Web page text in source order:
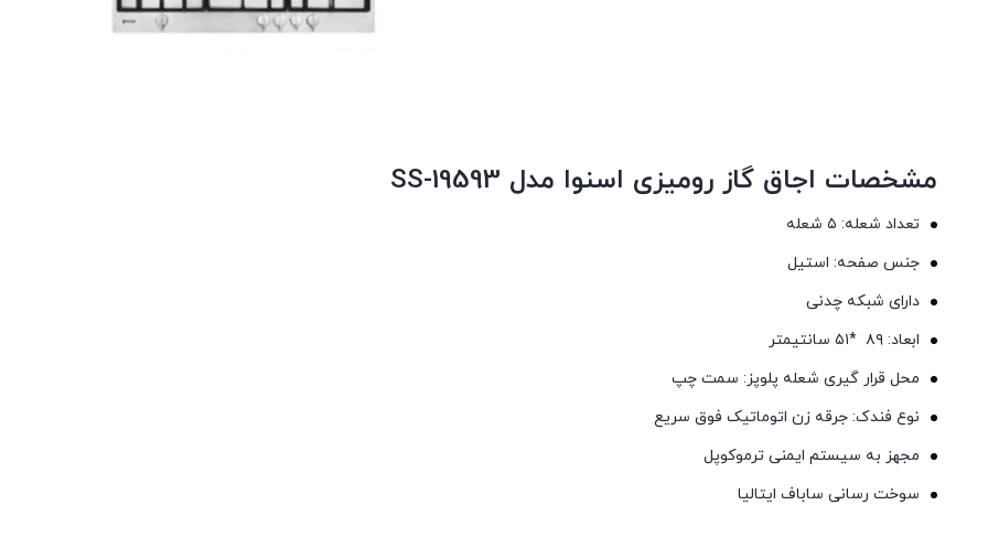
مشخصات اجاق گاز رومیزی اسنوا مدل SS-19593
تعداد شعله: ۵ شعله
جنس صفحه: استیل
دارای شبکه چدنی
ابعاد: ۸۹ *۵۱ سانتیمتر
محل قرار گیری شعله پلوپز: سمت چپ
نوع فندک: جرقه زن اتوماتیک فوق سریع
مجهز به سیستم ایمنی ترموکوپل
سوخت رسانی ساباف ایتالیا